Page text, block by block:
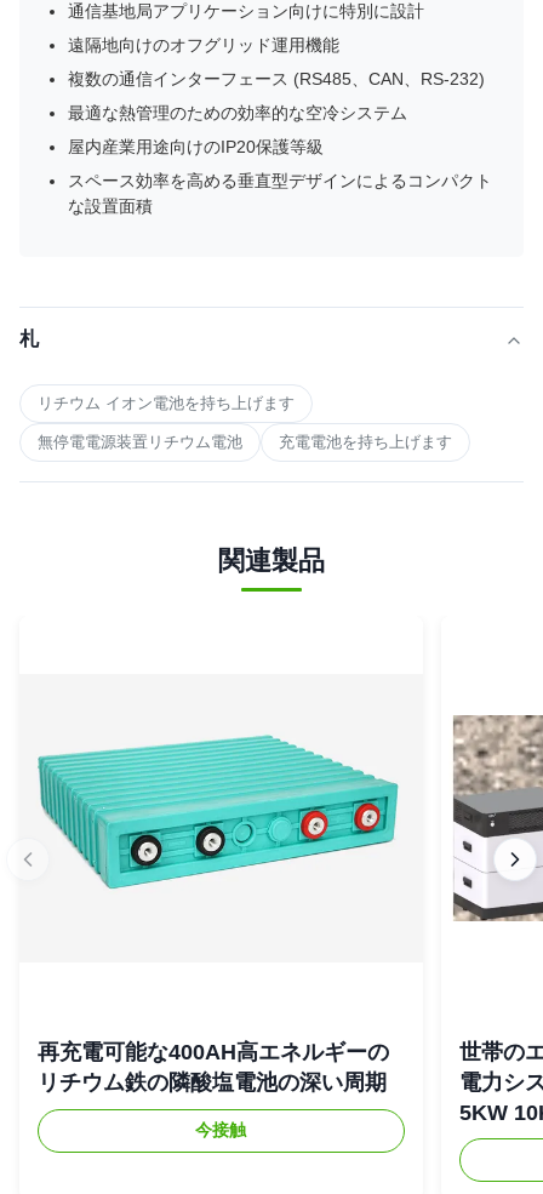
通信基地局アプリケーション向けに特別に設計
遠隔地向けのオフグリッド運用機能
複数の通信インターフェース (RS485、CAN、RS-232)
最適な熱管理のための効率的な空冷システム
屋内産業用途向けのIP20保護等級
スペース効率を高める垂直型デザインによるコンパクト
な設置面積
札
リチウム イオン電池を持ち上げます
無停電電源装置リチウム電池 充電電池を持ち上げます
関連製品
再充電可能な400AH高エネルギーの
リチウム鉄の隣酸塩電池の深い周期
今接触
世帯の
電力シ
5KW